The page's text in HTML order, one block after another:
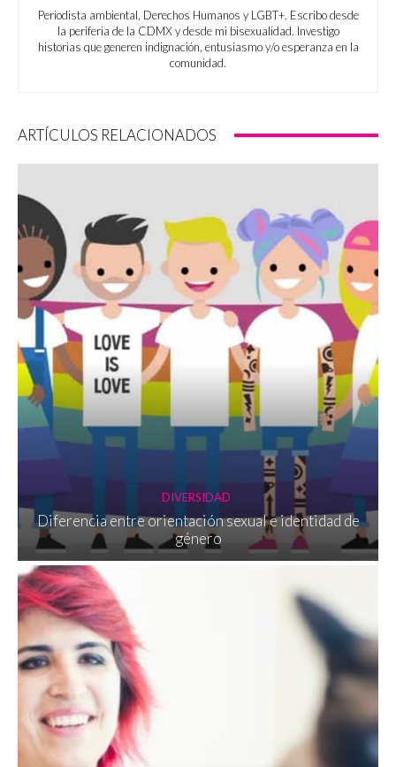
Periodista ambiental, Derechos Humanos y LGBT+. Escribo desde
la periferia de la CDMX y desde mi bisexualidad. Investigo
historias que generen indignación, entusiasmo y/o esperanza en la
comunidad.
ARTÍCULOS RELACIONADOS
DIVERSIDAD
Diferencia entre orientación sexual e identidad de
género